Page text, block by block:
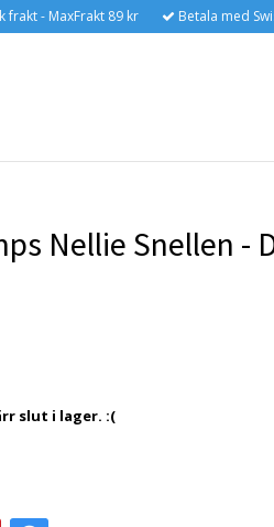
frakt - MaxFrakt 89 kr Betala med
Nellie Snellen -
slut i lager. :(